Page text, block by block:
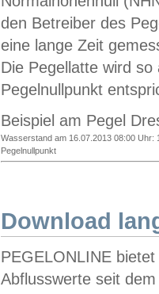
den Betreiber des
eine lange Zeit
Die Pegellatte wird
Pegelnullpunkt
Beispiel am Pegel
Wasserstand am 16.07.2013 08:00 Uhr:
Pegelnullpunkt
Download
PEGELONLINE
Abflusswerte seit